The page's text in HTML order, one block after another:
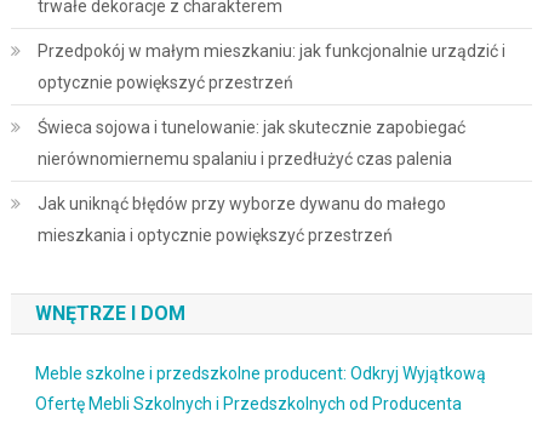
trwałe dekoracje z charakterem
Przedpokój w małym mieszkaniu: jak funkcjonalnie urządzić i
optycznie powiększyć przestrzeń
Świeca sojowa i tunelowanie: jak skutecznie zapobiegać
nierównomiernemu spalaniu i przedłużyć czas palenia
Jak uniknąć błędów przy wyborze dywanu do małego
mieszkania i optycznie powiększyć przestrzeń
WNĘTRZE I DOM
Meble szkolne i przedszkolne producent: Odkryj Wyjątkową
Ofertę Mebli Szkolnych i Przedszkolnych od Producenta